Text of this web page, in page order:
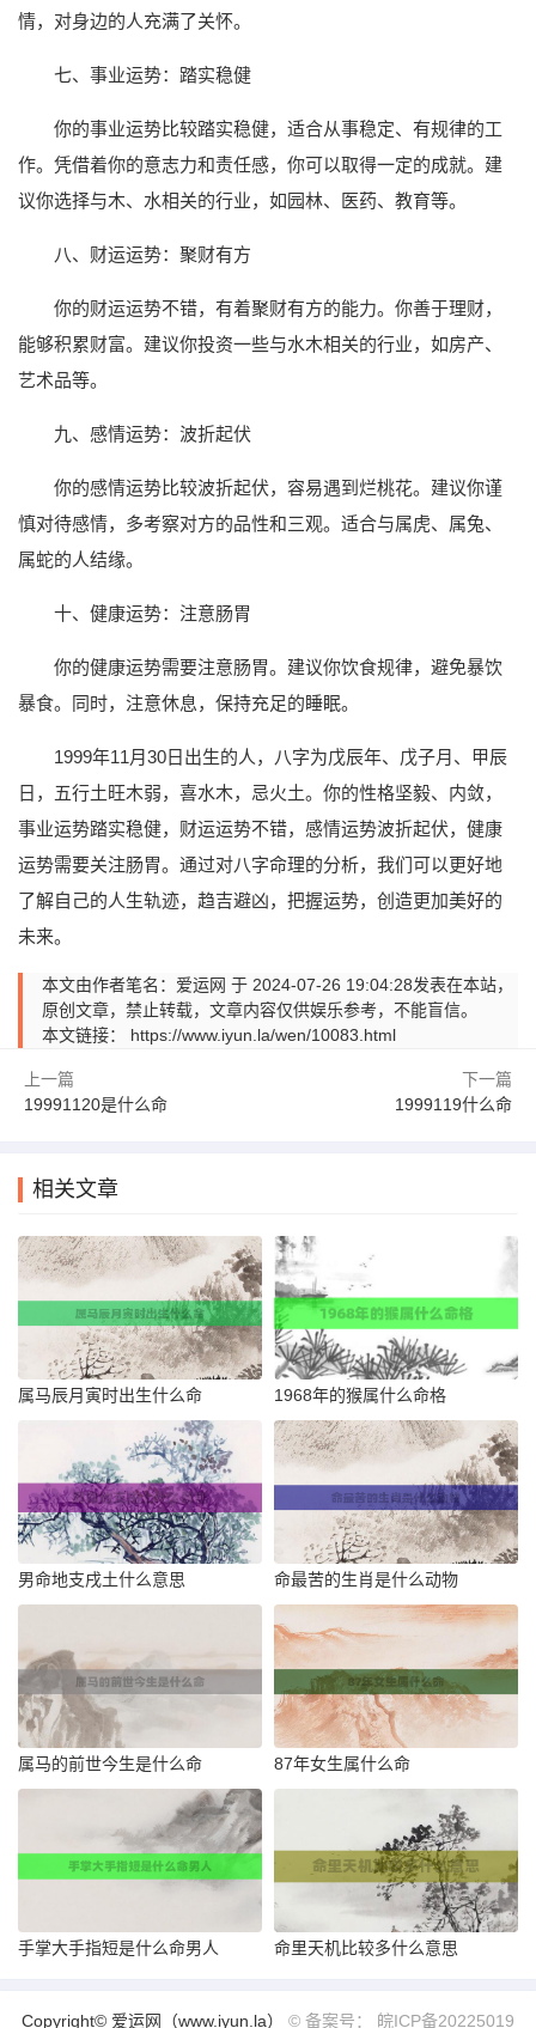
情，对身边的人充满了关怀。
七、事业运势：踏实稳健
你的事业运势比较踏实稳健，适合从事稳定、有规律的工
作。凭借着你的意志力和责任感，你可以取得一定的成就。建
议你选择与木、水相关的行业，如园林、医药、教育等。
八、财运运势：聚财有方
你的财运运势不错，有着聚财有方的能力。你善于理财，
能够积累财富。建议你投资一些与水木相关的行业，如房产、
艺术品等。
九、感情运势：波折起伏
你的感情运势比较波折起伏，容易遇到烂桃花。建议你谨
慎对待感情，多考察对方的品性和三观。适合与属虎、属兔、
属蛇的人结缘。
十、健康运势：注意肠胃
你的健康运势需要注意肠胃。建议你饮食规律，避免暴饮
暴食。同时，注意休息，保持充足的睡眠。
1999年11月30日出生的人，八字为戊辰年、戊子月、甲辰
日，五行土旺木弱，喜水木，忌火土。你的性格坚毅、内敛，
事业运势踏实稳健，财运运势不错，感情运势波折起伏，健康
运势需要关注肠胃。通过对八字命理的分析，我们可以更好地
了解自己的人生轨迹，趋吉避凶，把握运势，创造更加美好的
未来。
本文由作者笔名：爱运网 于 2024-07-26 19:04:28发表在本站，
原创文章，禁止转载，文章内容仅供娱乐参考，不能盲信。
本文链接： https://www.iyun.la/wen/10083.html
上一篇
19991120是什么命
下一篇
1999119什么命
相关文章
属马辰月寅时出生什么命 1968年的猴属什么命格
男命地支戌土什么意思 命最苦的生肖是什么动物
属马的前世今生是什么命 87年女生属什么命
手掌大手指短是什么命男人 命里天机比较多什么意思
Copyright© 爱运网（www.iyun.la） © 备案号： 皖ICP备20225019